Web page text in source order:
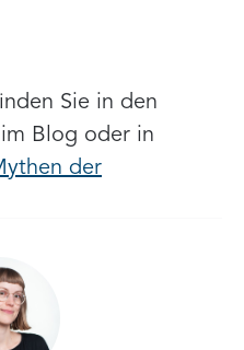
Sie in den
Blog oder in
der